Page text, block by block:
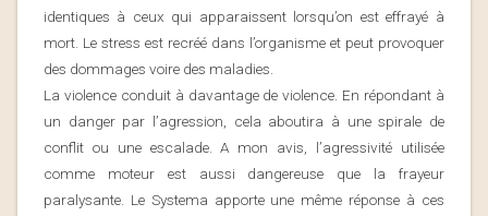
identiques à ceux qui apparaissent lorsqu’on est effrayé à
mort. Le stress est recréé dans l’organisme et peut provoquer
des dommages voire des maladies.
La violence conduit à davantage de violence. En répondant à
un danger par l’agression, cela aboutira à une spirale de
conflit ou une escalade. A mon avis, l’agressivité utilisée
comme moteur est aussi dangereuse que la frayeur
paralysante. Le Systema apporte une même réponse à ces